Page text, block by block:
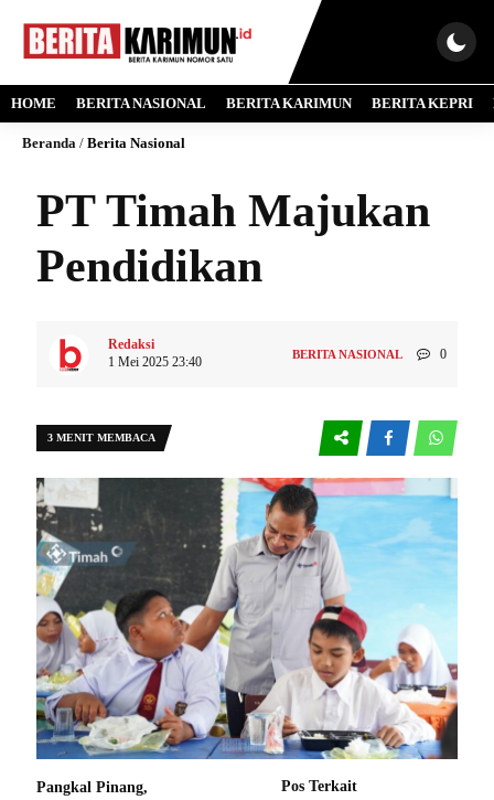
HOME BERITA NASIONAL BERITA KARIMUN BERITA KEPRI
Beranda / Berita Nasional
PT Timah Majukan
Pendidikan
Redaksi
1 Mei 2025 23:40
BERITA NASIONAL 0
3 MENIT MEMBACA
Pangkal Pinang,
Pos Terkait